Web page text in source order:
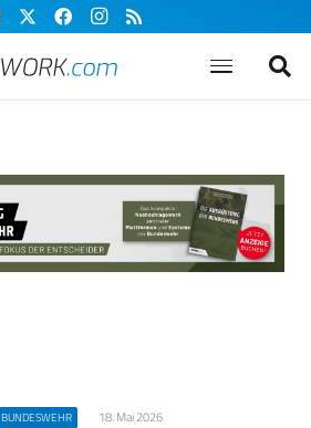
BUNDESWEHR 18. Mai 2026